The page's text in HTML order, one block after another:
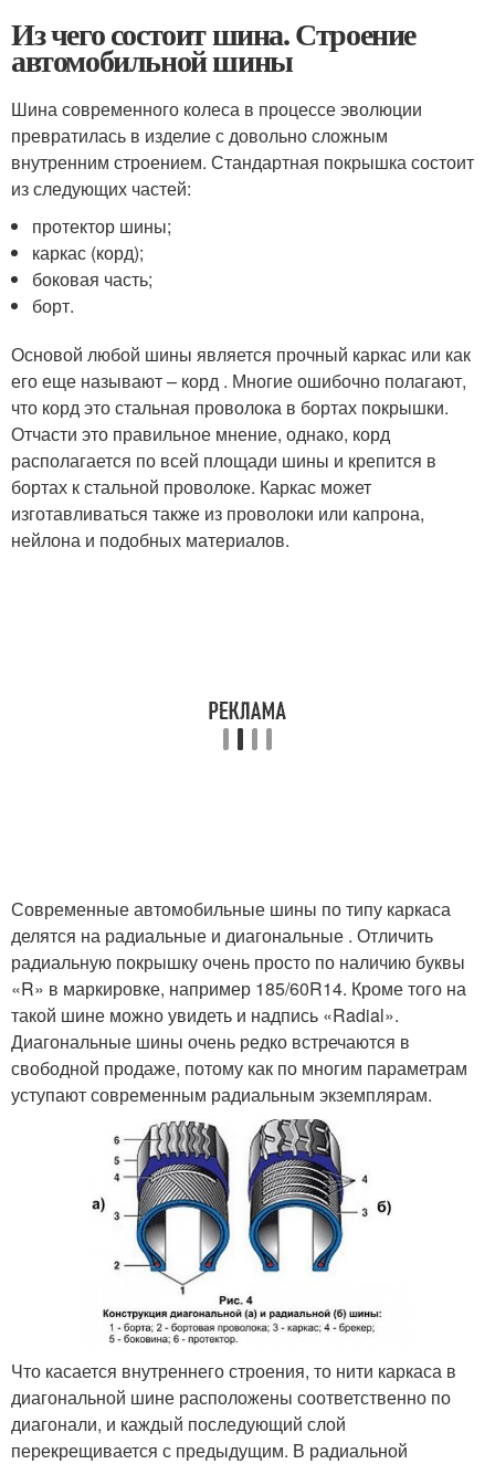
Из чего состоит шина. Строение
автомобильной шины
Шина современного колеса в процессе эволюции
превратилась в изделие с довольно сложным
внутренним строением. Стандартная покрышка состоит
из следующих частей:
протектор шины;
каркас (корд);
боковая часть;
борт.
Основой любой шины является прочный каркас или как
его еще называют – корд . Многие ошибочно полагают,
что корд это стальная проволока в бортах покрышки.
Отчасти это правильное мнение, однако, корд
располагается по всей площади шины и крепится в
бортах к стальной проволоке. Каркас может
изготавливаться также из проволоки или капрона,
нейлона и подобных материалов.
Современные автомобильные шины по типу каркаса
делятся на радиальные и диагональные . Отличить
радиальную покрышку очень просто по наличию буквы
«R» в маркировке, например 185/60R14. Кроме того на
такой шине можно увидеть и надпись «Radial».
Диагональные шины очень редко встречаются в
свободной продаже, потому как по многим параметрам
уступают современным радиальным экземплярам.
Что касается внутреннего строения, то нити каркаса в
диагональной шине расположены соответственно по
диагонали, и каждый последующий слой
перекрещивается с предыдущим. В радиальной